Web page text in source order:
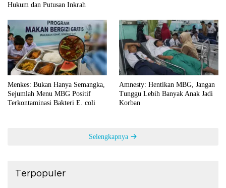
Hukum dan Putusan Inkrah
Menkes: Bukan Hanya Semangka,
Sejumlah Menu MBG Positif
Terkontaminasi Bakteri E. coli
Amnesty: Hentikan MBG, Jangan
Tunggu Lebih Banyak Anak Jadi
Korban
Selengkapnya
Terpopuler